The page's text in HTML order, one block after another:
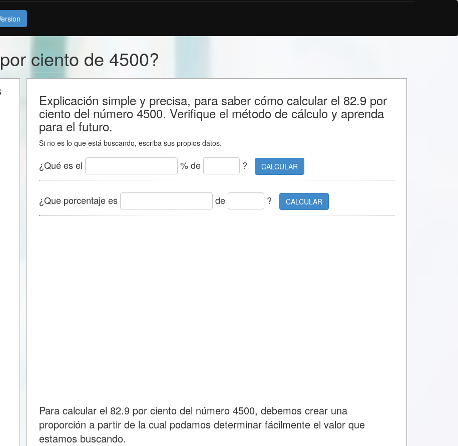
ciento de 4500?
Explicación simple y precisa, para saber cómo calcular el 82.9 por
ciento del número 4500. Verifique el método de cálculo y aprenda
para el futuro.
Si no es lo que está buscando, escriba sus propios datos.
¿Qué es el % de ? CALCULAR
¿Que porcentaje es de ? CALCULAR
Para calcular el 82.9 por ciento del número 4500, debemos crear una
proporción a partir de la cual podamos determinar fácilmente el valor que
estamos buscando.